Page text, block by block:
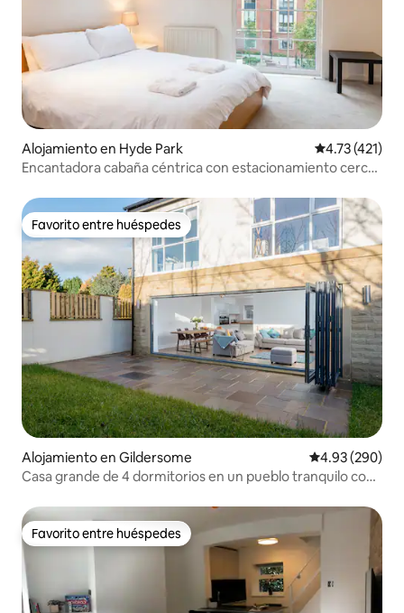
Alojamiento en Hyde Park Calificación
4.73 (421)
Encantadora cabaña céntrica con estacionamiento cerca
Favorito entre huéspedes
Favorito entre huéspedes
Alojamiento en Gildersome Calificación
4.93 (290)
Casa grande de 4 dormitorios en un pueblo tranquilo con
Favorito entre huéspedes
Favorito entre huéspedes